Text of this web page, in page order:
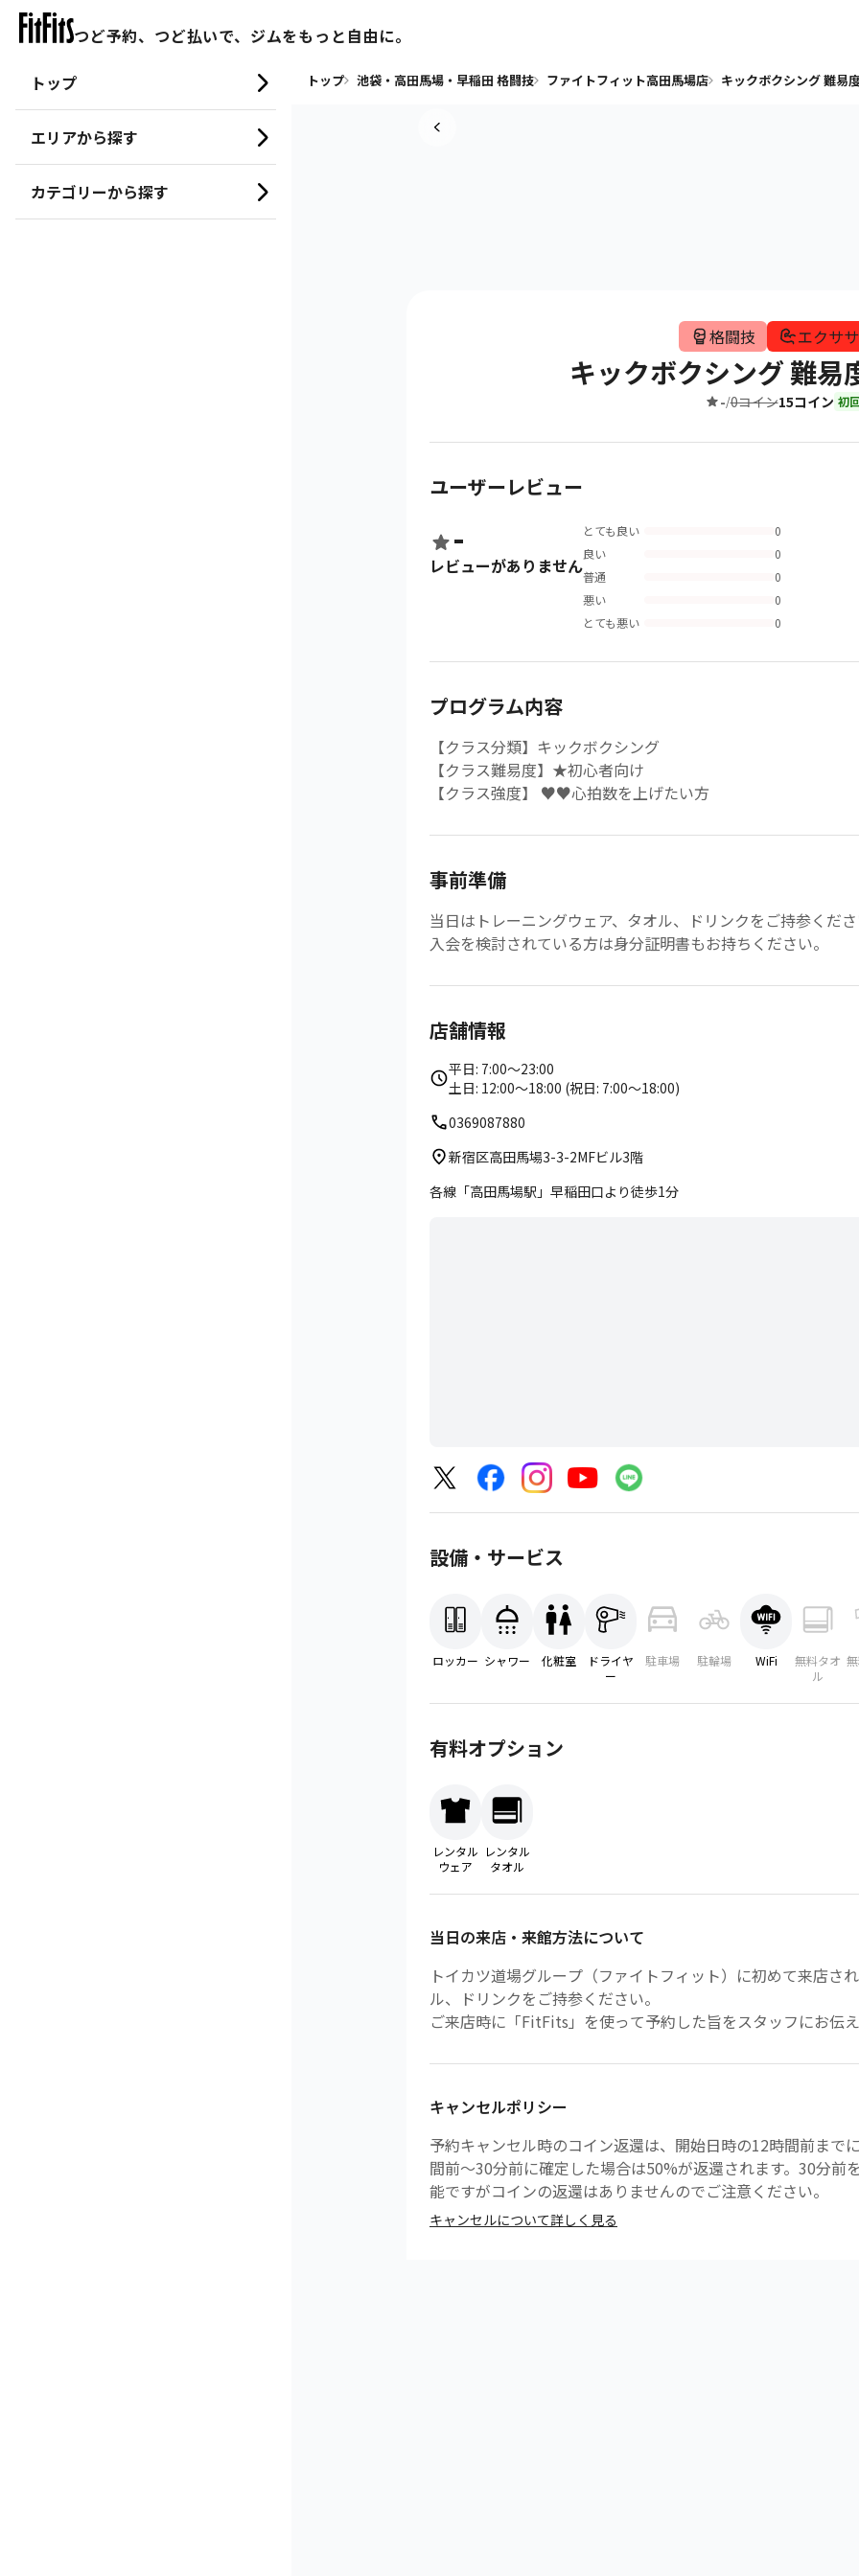
つど予約、つど払いで、ジムをもっと自由に。
トップ
エリアから探す
カテゴリーから探す
トップ 池袋・高田馬場・早稲田 格闘技 ファイトフィット高田馬場店 キックボクシング 難
格闘技 エクサ
キックボクシング 難
-/0コイン15コイン 初
ユーザーレビュー
-
レビューがありません
とても良い
0
良い
0
普通
0
悪い
0
とても悪い
0
プログラム内容
【クラス分類】キックボクシング
【クラス難易度】★初心者向け
【クラス強度】 ♥♥心拍数を上げたい方
事前準備
当日はトレーニングウェア、タオル、ドリンクをご持参くだ
入会を検討されている方は身分証明書もお持ちください。
店舗情報
平日: 7:00〜23:00
土日: 12:00〜18:00 (祝日: 7:00〜18:00)
0369087880
新宿区高田馬場3-3-2MFビル3階
各線「高田馬場駅」早稲田口より徒歩1分
設備・サービス
ロッカー シャワー 化粧室
ドライヤ
ー
駐車場 駐輪場 WiFi
無料タオ
ル
有料オプション
レンタル
ウェア
レンタル
タオル
当日の来店・来館方法について
トイカツ道場グループ（ファイトフィット）に初めて来店さ
ル、ドリンクをご持参ください。
ご来店時に「FitFits」を使って予約した旨をスタッフにお伝
キャンセルポリシー
予約キャンセル時のコイン返還は、開始日時の12時間前まで
間前〜30分前に確定した場合は50%が返還されます。30分前
能ですがコインの返還はありませんのでご注意ください。
キャンセルについて詳しく見る